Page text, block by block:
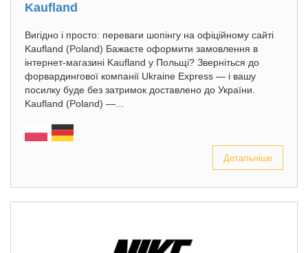
Kaufland
Вигідно і просто: переваги шопінгу на офіційному сайті
Kaufland (Poland) Бажаєте оформити замовлення в
інтернет-магазині Kaufland у Польщі? Зверніться до
форвардингової компанії Ukraine Express — і вашу
посилку буде без затримок доставлено до України.
Kaufland (Poland) —...
Детальніше